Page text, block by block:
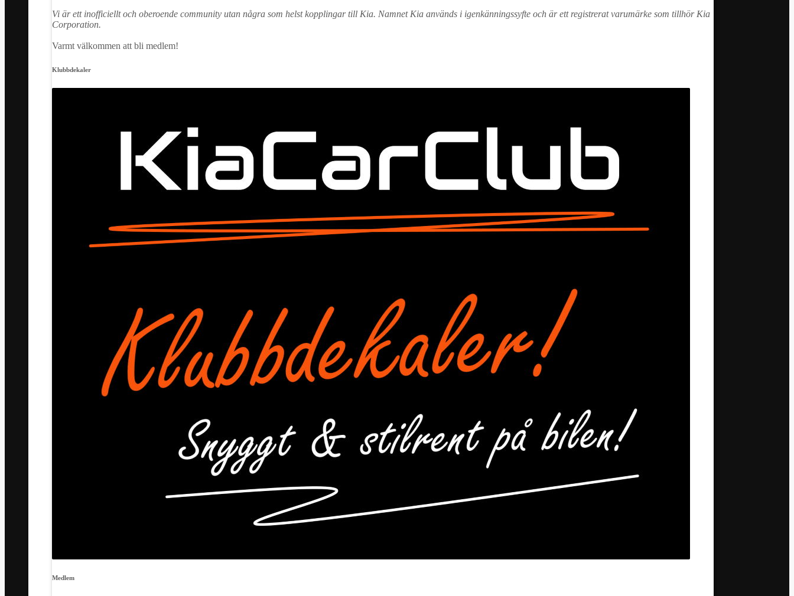
Vi är ett inofficiellt och oberoende community utan några som helst kopplingar till Kia. Namnet Kia används i igenkänningssyfte och är ett registrerat varumärke som tillhör Kia
Corporation.
Varmt välkommen att bli medlem!
Klubbdekaler
Medlem